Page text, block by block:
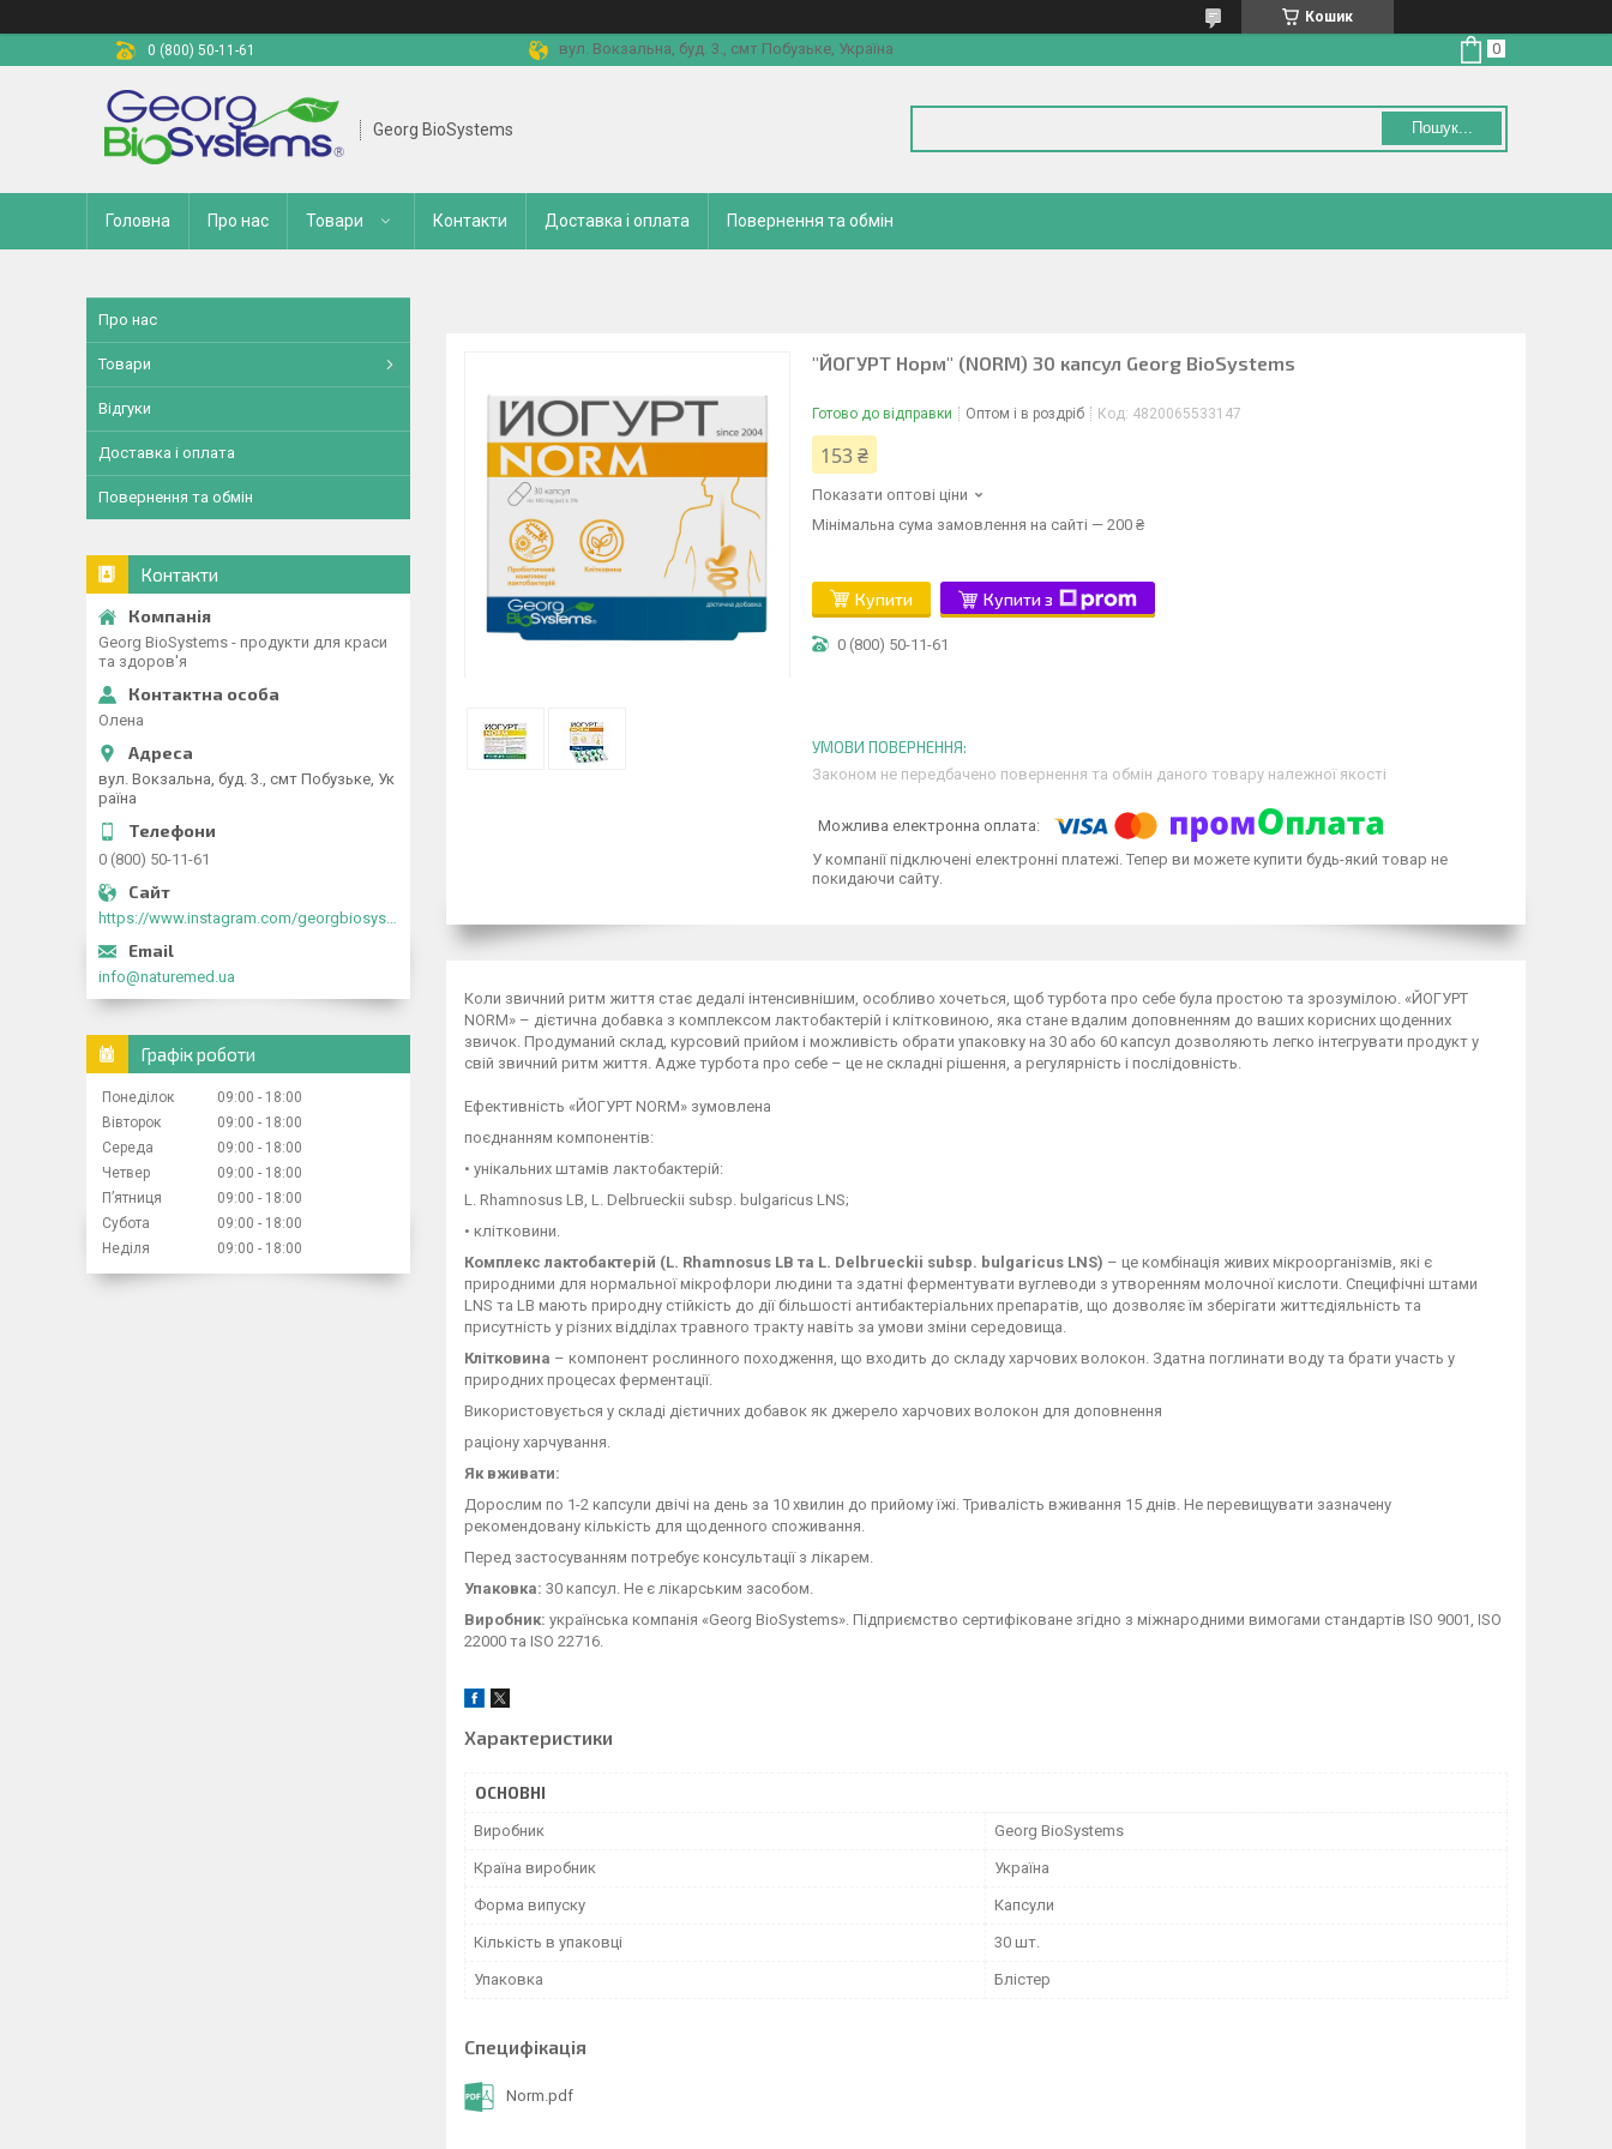
Кошик
0 (800) 50-11-61
вул. Вокзальна, буд. 3., смт Побузьке, Україна
Georg BioSystems Пошук...
Головна Про нас Товари Контакти Доставка і оплата Повернення та обмін
"ЙОГУРТ Норм" (NORM) 30 капсул Georg BioSystems
Готово до відправки Оптом і в роздріб Код: 4820065533147
153 ₴
Показати оптові ціни
Мінімальна сума замовлення на сайті — 200 ₴
Купити Купити з
0 (800) 50-11-61
Законом не передбачено повернення та обмін даного товару належної якості
У компанії підключені електронні платежі. Тепер ви можете купити будь-який товар не
покидаючи сайту.
Коли звичний ритм життя стає дедалі інтенсивнішим, особливо хочеться, щоб турбота про себе була простою та зрозумілою. «ЙОГУРТ
NORM» – дієтична добавка з комплексом лактобактерій і клітковиною, яка стане вдалим доповненням до ваших корисних щоденних
звичок. Продуманий склад, курсовий прийом і можливість обрати упаковку на 30 або 60 капсул дозволяють легко інтегрувати продукт у
свій звичний ритм життя. Адже турбота про себе – це не складні рішення, а регулярність і послідовність.
Ефективність «ЙОГУРТ NORM» зумовлена
поєднанням компонентів:
• унікальних штамів лактобактерій:
L. Rhamnosus LB, L. Delbrueckii subsp. bulgaricus LNS;
• клітковини.
Комплекс лактобактерій (L. Rhamnosus LB та L. Delbrueckii subsp. bulgaricus LNS) – це комбінація живих мікроорганізмів, які є
природними для нормальної мікрофлори людини та здатні ферментувати вуглеводи з утворенням молочної кислоти. Специфічні штами
LNS та LB мають природну стійкість до дії більшості антибактеріальних препаратів, що дозволяє їм зберігати життєдіяльність та
присутність у різних відділах травного тракту навіть за умови зміни середовища.
Клітковина – компонент рослинного походження, що входить до складу харчових волокон. Здатна поглинати воду та брати участь у
природних процесах ферментації.
Використовується у складі дієтичних добавок як джерело харчових волокон для доповнення
раціону харчування.
Як вживати:
Дорослим по 1-2 капсули двічі на день за 10 хвилин до прийому їжі. Тривалість вживання 15 днів. Не перевищувати зазначену
рекомендовану кількість для щоденного споживання.
Перед застосуванням потребує консультації з лікарем.
Упаковка: 30 капсул. Не є лікарським засобом.
Виробник: українська компанія «Georg BioSystems». Підприємство сертифіковане згідно з міжнародними вимогами стандартів ISO 9001, ISO
22000 та ISO 22716.
Характеристики
ОСНОВНІ
Виробник Georg BioSystems
Країна виробник Україна
Форма випуску Капсули
Кількість в упаковці 30 шт.
Упаковка Блістер
Специфікація
Norm.pdf
Про нас
Товари
Відгуки
Доставка і оплата
Повернення та обмін
Контакти
Georg BioSystems - продукти для краси
та здоров'я
Олена
вул. Вокзальна, буд. 3., смт Побузьке, Ук
раїна
0 (800) 50-11-61
https://www.instagram.com/georgbiosystems_ua/
info@naturemed.ua
Графік роботи
Понеділок 09:00
18:00
Вівторок
09:00
18:00
Середа
09:00
18:00
Четвер
09:00
18:00
Пʼятниця
09:00
18:00
Субота
09:00
18:00
Неділя
09:00 18:00